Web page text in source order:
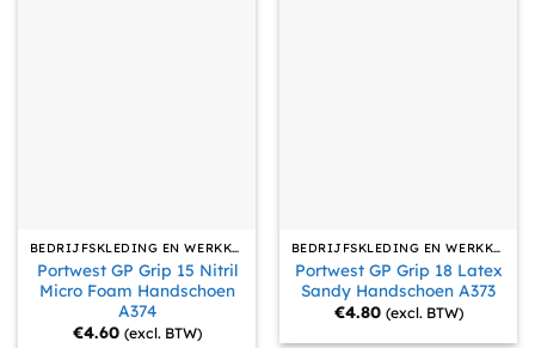
BEDRIJFSKLEDING EN WERKKLEDING
Portwest GP Grip 15 Nitril
Micro Foam Handschoen
A374
€4.60 (excl. BTW)
BEDRIJFSKLEDING EN WERKKLEDING
Portwest GP Grip 18 Latex
Sandy Handschoen A373
€4.80 (excl. BTW)